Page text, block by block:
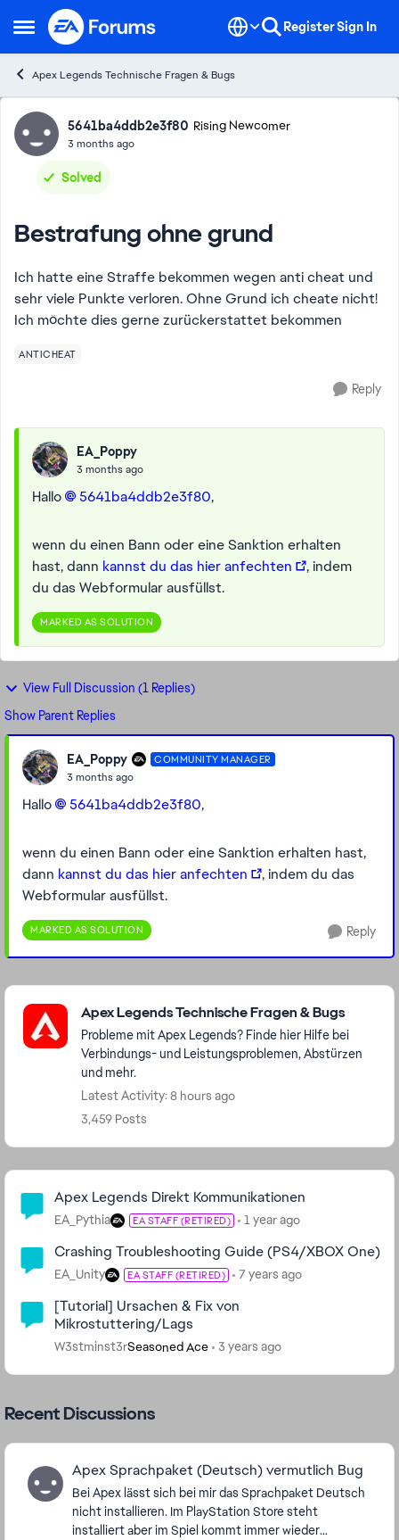
Open Side Menu
Skip to content RegisterSign In
Apex Legends Technische Fragen & Bugs
Forum Discussion
5641ba4ddb2e3f80 Rising Newcomer
3 months ago
Solved
Bestrafung ohne grund
Ich hatte eine Straffe bekommen wegen anti cheat und
sehr viele Punkte verloren. Ohne Grund ich cheate nicht!
Ich möchte dies gerne zurückerstattet bekommen
ANTICHEAT
Reply
EA_Poppy
3 months ago
Hallo 5641ba4ddb2e3f80​,
wenn du einen Bann oder eine Sanktion erhalten
hast, dann kannst du das hier anfechten
, indem
du das Webformular ausfüllst.
MARKED AS SOLUTION
View Full Discussion (1 Replies)
Show Parent Replies
EA_Poppy COMMUNITY MANAGER
3 months ago
Hallo 5641ba4ddb2e3f80​,
wenn du einen Bann oder eine Sanktion erhalten hast,
dann kannst du das hier anfechten
, indem du das
Webformular ausfüllst.
MARKED AS SOLUTION Reply
Featured Places
Apex Legends Technische Fragen & Bugs
Probleme mit Apex Legends? Finde hier Hilfe bei
Verbindungs- und Leistungsproblemen, Abstürzen
und mehr.
Latest Activity: 8 hours ago
3,459 Posts
Community Highlights
Apex Legends Direkt Kommunikationen
EA_Pythia EA STAFF (RETIRED) 1 year ago
Crashing Troubleshooting Guide (PS4/XBOX One)
EA_Unity EA STAFF (RETIRED) 7 years ago
[Tutorial] Ursachen & Fix von
Mikrostuttering/Lags
W3stminst3rSeasoned Ace 3 years ago
Recent Discussions
Apex Sprachpaket (Deutsch) vermutlich Bug
Bei Apex lässt sich bei mir das Sprachpaket Deutsch
nicht installieren. Im PlayStation Store steht
installiert aber im Spiel kommt immer wieder